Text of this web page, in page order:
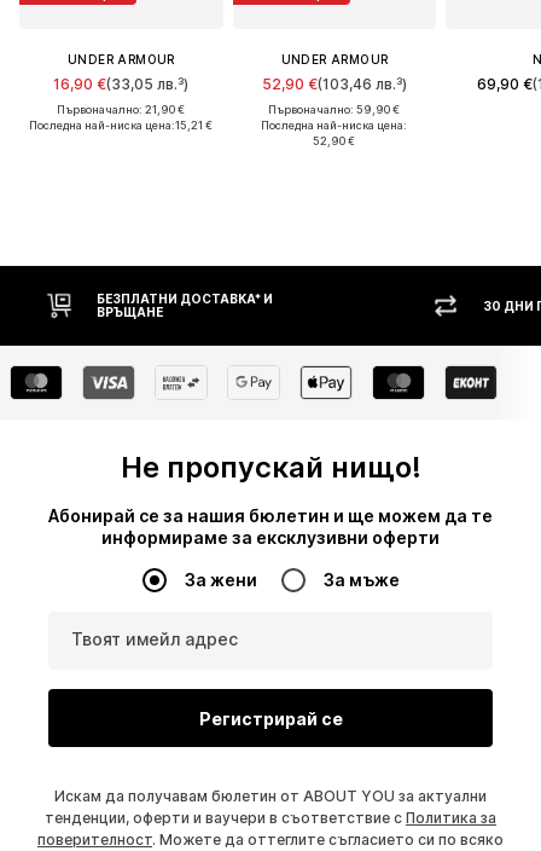
UNDER ARMOUR
16,90 €(33,05 лв.³)
Първоначално: 21,90 €
Последна най-ниска цена:15,21 €
UNDER ARMOUR
52,90 €(103,46 лв.³)
Първоначално: 59,90 €
Последна най-ниска цена:
52,90 €
69,90 €
БЕЗПЛАТНИ ДОСТАВКА* И
ВРЪЩАНЕ
30 ДНИ
Не пропускай нищо!
Абонирай се за нашия бюлетин и ще можем да те
информираме за ексклузивни оферти
За жени За мъже
Твоят имейл адрес
Регистрирай се
Искам да получавам бюлетин от ABOUT YOU за актуални
тенденции, оферти и ваучери в съответствие с Политика за
поверителност. Можете да оттеглите съгласието си по всяко